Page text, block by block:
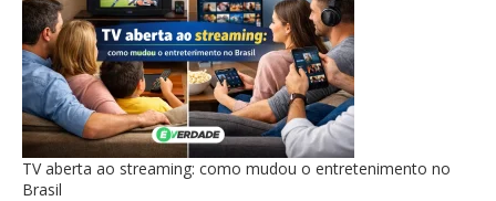
TV aberta ao streaming: como mudou o entretenimento no
Brasil